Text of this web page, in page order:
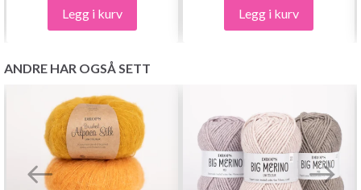
Legg i kurv Legg i kurv
ANDRE HAR OGSÅ SETT